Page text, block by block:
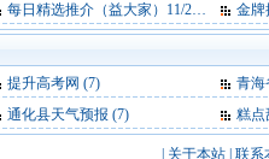
每日精选推介（益大家）11/24 (4) 金牌
提升高考网 (7)
青海
通化县天气预报 (7) 糕点
关于本站 联系